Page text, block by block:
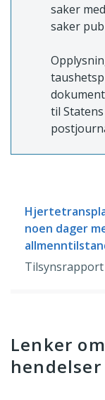
saker
saker
til
noen dager
Lenker
hendelser